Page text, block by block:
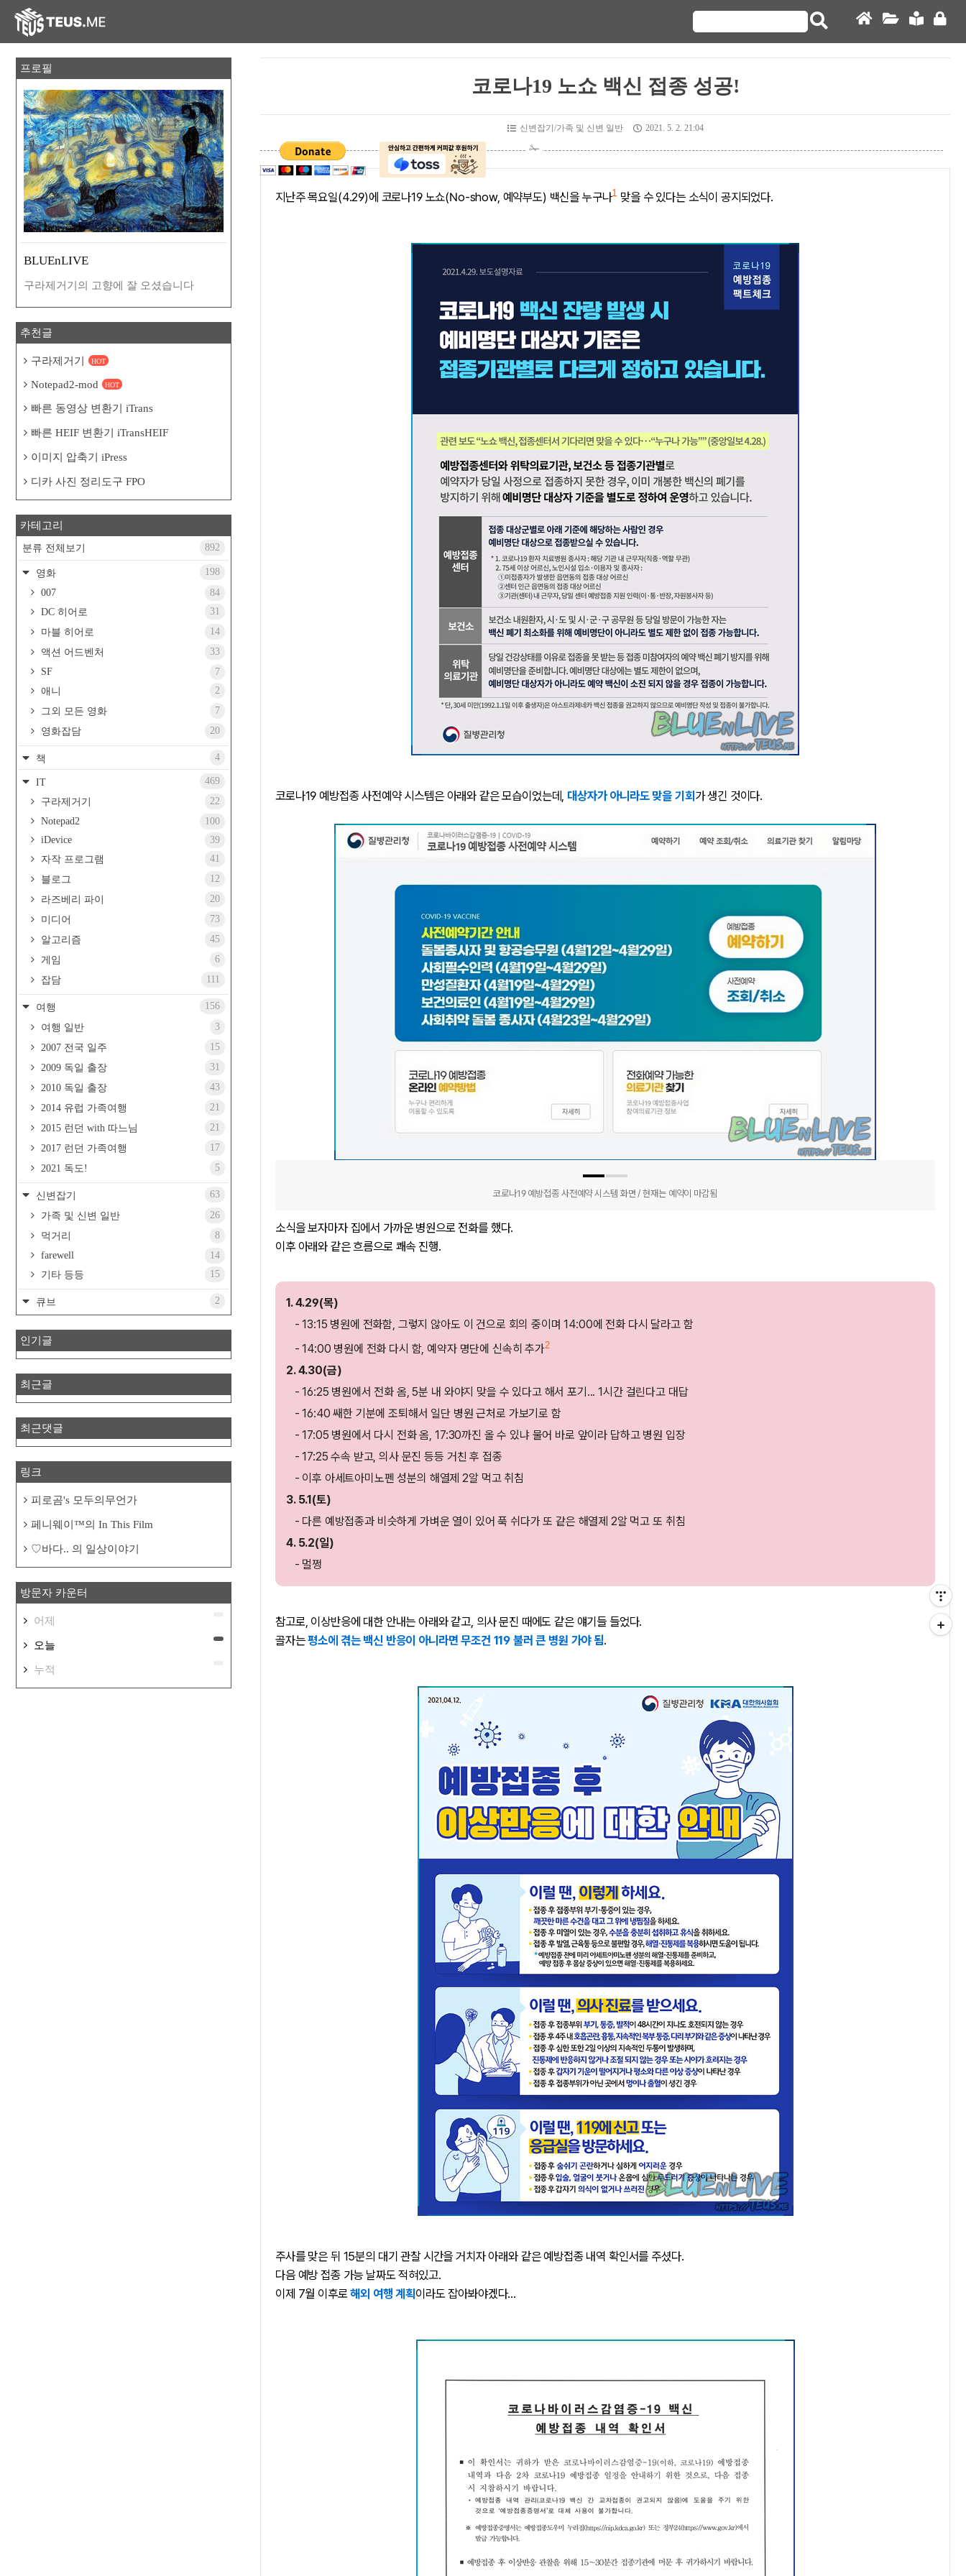
코로나19 노쇼 백신 접종 성공!
신변잡기/가족 및 신변 일반 2021. 5. 2. 21:04
지난주 목요일(4.29)에 코로나19 노쇼(No-show, 예약부도) 백신을 누구나1 맞을 수 있다는 소식이 공지되었다.
코로나19 예방접종 사전예약 시스템은 아래와 같은 모습이었는데,대상자가 아니라도 맞을 기회가 생긴 것이다.
코로나19 예방접종 사전예약 시스템 화면 / 현재는 예약이 마감됨
소식을 보자마자 집에서 가까운 병원으로 전화를 했다.
이후 아래와 같은 흐름으로 쾌속 진행.
1. 4.29(목)
- 13:15 병원에 전화함, 그렇지 않아도 이 건으로 회의 중이며 14:00에 전화 다시 달라고 함
- 14:00 병원에 전화 다시 함, 예약자 명단에 신속히 추가2
2. 4.30(금)
- 16:25 병원에서 전화 옴, 5분 내 와야지 맞을 수 있다고 해서 포기... 1시간 걸린다고 대답
- 16:40 쌔한 기분에 조퇴해서 일단 병원 근처로 가보기로 함
- 17:05 병원에서 다시 전화 옴, 17:30까진 올 수 있냐 물어 바로 앞이라 답하고 병원 입장
- 17:25 수속 받고, 의사 문진 등등 거친 후 접종
- 이후 아세트아미노펜 성분의 해열제 2알 먹고 취침
3. 5.1(토)
- 다른 예방접종과 비슷하게 가벼운 열이 있어 푹 쉬다가 또 같은 해열제 2알 먹고 또 취침
4. 5.2(일)
- 멀쩡
참고로, 이상반응에 대한 안내는 아래와 같고, 의사 문진 때에도 같은 얘기들 들었다.
골자는평소에 겪는 백신 반응이 아니라면 무조건 119 불러 큰 병원 가야 됨.
주사를 맞은 뒤 15분의 대기 관찰 시간을 거치자 아래와 같은 예방접종 내역 확인서를 주셨다.
다음 예방 접종 가능 날짜도 적혀있고.
이제 7월 이후로해외 여행 계획이라도 잡아봐야겠다...
프로필
BLUEnLIVE
구라제거기의 고향에 잘 오셨습니다
추천글
구라제거기 HOT
Notepad2-mod HOT
빠른 동영상 변환기 iTrans
빠른 HEIF 변환기 iTransHEIF
이미지 압축기 iPress
디카 사진 정리도구 FPO
카테고리
분류 전체보기 892
영화
198
007
84
DC 히어로
31
마블 히어로
14
액션 어드벤처
33
SF
7
애니
2
그외 모든 영화
7
영화잡담
20
책 4
IT
469
구라제거기
22
Notepad2
100
iDevice
39
자작 프로그램
41
블로그
12
라즈베리 파이
20
미디어
73
알고리즘
45
게임
6
잡담
111
여행
156
여행 일반
3
2007 전국 일주
15
2009 독일 출장
31
2010 독일 출장
43
2014 유럽 가족여행
21
2015 런던 with 따느님
21
2017 런던 가족여행
17
2021 독도!
5
신변잡기
63
가족 및 신변 일반
26
먹거리
8
farewell
14
기타 등등
15
큐브 2
인기글
최근글
최근댓글
링크
피로곰's 모두의무언가
페니웨이™의 In This Film
♡바다.. 의 일상이야기
방문자 카운터
어제
오늘
누적